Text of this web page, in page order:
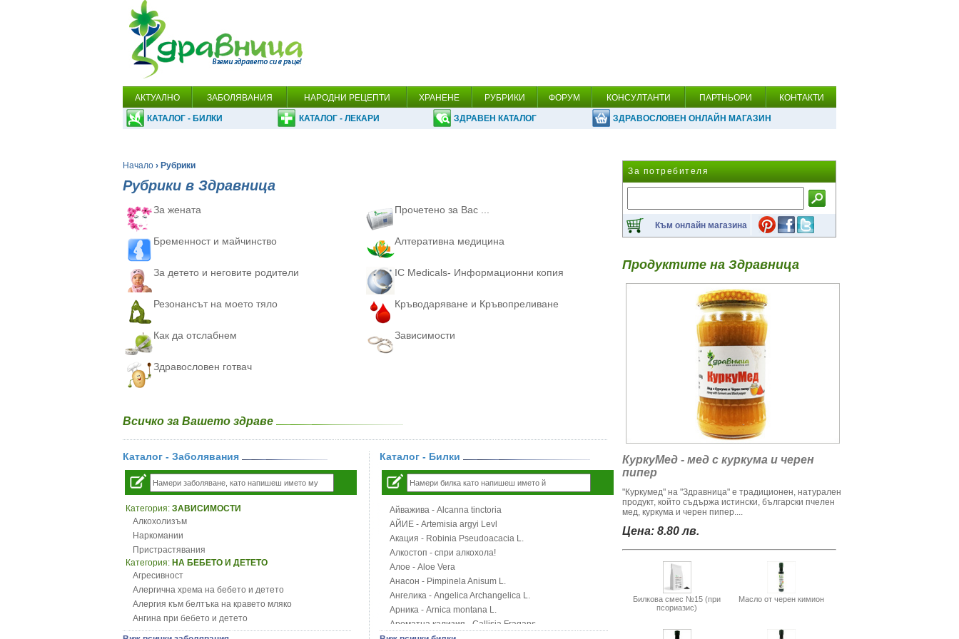
АКТУАЛНО ЗАБОЛЯВАНИЯ НАРОДНИ РЕЦЕПТИ ХРАНЕНЕ РУБРИКИ ФОРУМ КОНСУЛТАНТИ ПАРТНЬОРИ КОНТАКТИ
КАТАЛОГ - БИЛКИ КАТАЛОГ - ЛЕКАРИ ЗДРАВЕН КАТАЛОГ ЗДРАВОСЛОВЕН ОНЛАЙН МАГАЗИН
Начало › Рубрики
Рубрики в Здравница
За жената Прочетено за Вас ...
Бременност и майчинство Алтеративна медицина
За детето и неговите родители IC Medicals- Информационни копия
Резонансът на моето тяло Кръводаряване и Кръвопреливане
Как да отслабнем Зависимости
Здравословен готвач
Всичко за Вашето здраве
Каталог - Заболявания
Категория: ЗАВИСИМОСТИ
Алкохолизъм
Наркомании
Пристрастявания
Категория: НА БЕБЕТО И ДЕТЕТО
Агресивност
Алергична хрема на бебето и детето
Алергия към белтъка на кравето мляко
Ангина при бебето и детето
Анемия при бебето и детето
Каталог - Билки
Айважива - Alcanna tinctoria
АЙИЕ - Artemisia argyi Levl
Акация - Robinia Pseudoacacia L.
Алкостоп - спри алкохола!
Алое - Aloe Vera
Анасон - Pimpinela Anisum L.
Ангелика - Angelica Archangelica L.
Арника - Arnica montana L.
Ароматна кализия - Callisia Fragans
За потребителя
Към онлайн магазина
Продуктите на Здравница
КуркуМед - мед с куркума и черен
пипер
"Куркумед" на "Здравница" е традиционен, натурален
продукт, който съдържа истински, български пчелен
мед, куркума и черен пипер....
Цена: 8.80 лв.
Билкова смес №15 (при
псориазис)
Масло от черен кимион